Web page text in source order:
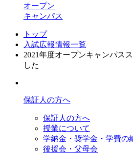
オープン
キャンパス
トップ
入試広報情報一覧
2021年度オープンキャンパス
した
保証人の方へ
保証人の方へ
授業について
学納金・奨学金・学費の
後援会・父母会